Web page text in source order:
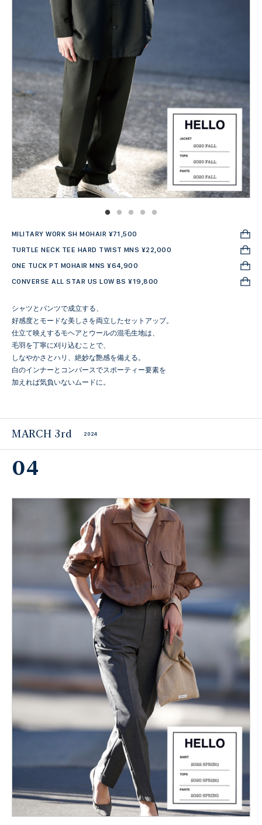
MILITARY WORK SH MOHAIR ¥71,500
TURTLE NECK TEE HARD TWIST MNS ¥22,000
ONE TUCK PT MOHAIR MNS ¥64,900
CONVERSE ALL STAR US LOW BS ¥19,800
シャツとパンツで成立する、
好感度とモードな美しさを両立したセットアップ。
仕立て映えするモヘアとウールの混毛生地は、
毛羽を丁寧に刈り込むことで、
しなやかさとハリ、絶妙な艶感を備える。
白のインナーとコンバースでスポーティー要素を
加えれば気負いないムードに。
MARCH 3rd 2024
04